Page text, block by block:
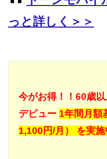
っと詳しく＞＞
今がお得！！60歳
デビュー 1年間月額
1,100円/月） を実